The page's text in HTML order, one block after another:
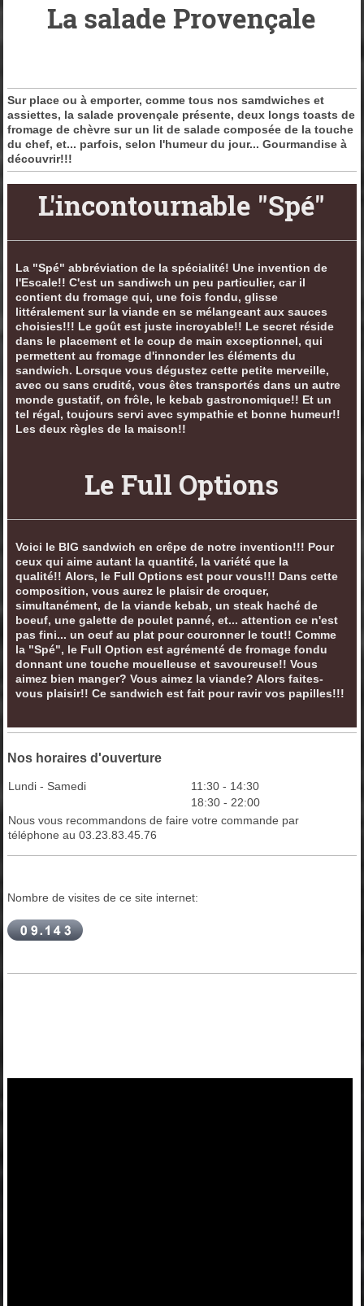
La salade Provençale
Sur place ou à emporter, comme tous nos samdwiches et
assiettes, la salade provençale présente, deux longs toasts de
fromage de chèvre sur un lit de salade composée de la touche
du chef, et... parfois, selon l'humeur du jour... Gourmandise à
découvrir!!!
L'incontournable "Spé"
La "Spé" abbréviation de la spécialité! Une invention de
l'Escale!! C'est un sandiwch un peu particulier, car il
contient du fromage qui, une fois fondu, glisse
littéralement sur la viande en se mélangeant aux sauces
choisies!!! Le goût est juste incroyable!! Le secret réside
dans le placement et le coup de main exceptionnel, qui
permettent au fromage d'innonder les éléments du
sandwich. Lorsque vous dégustez cette petite merveille,
avec ou sans crudité, vous êtes transportés dans un autre
monde gustatif, on frôle, le kebab gastronomique!! Et un
tel régal, toujours servi avec sympathie et bonne humeur!!
Les deux règles de la maison!!
Le Full Options
Voici le BIG sandwich en crêpe de notre invention!!! Pour
ceux qui aime autant la quantité, la variété que la
qualité!! Alors, le Full Options est pour vous!!! Dans cette
composition, vous aurez le plaisir de croquer,
simultanément, de la viande kebab, un steak haché de
boeuf, une galette de poulet panné, et... attention ce n'est
pas fini... un oeuf au plat pour couronner le tout!! Comme
la "Spé", le Full Option est agrémenté de fromage fondu
donnant une touche mouelleuse et savoureuse!! Vous
aimez bien manger? Vous aimez la viande? Alors faites-
vous plaisir!! Ce sandwich est fait pour ravir vos papilles!!!
Nos horaires d'ouverture
Lundi - Samedi 11:30- 14:30
18:30- 22:00
Nous vous recommandons de faire votre commande par
téléphone au 03.23.83.45.76
Nombre de visites de ce site internet: